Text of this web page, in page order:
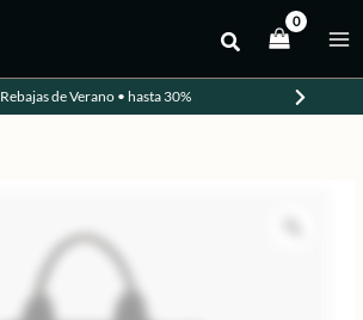
Rebajas de Verano • hasta 30%